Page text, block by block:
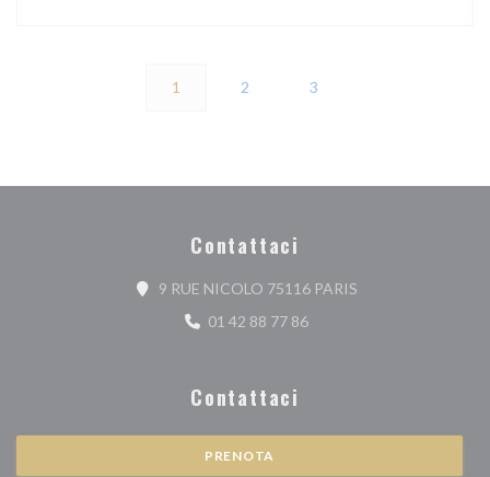
1 2 3
Contattaci
9 RUE NICOLO 75116 PARIS((apre una nuova
01 42 88 77 86
Contattaci
PRENOTA